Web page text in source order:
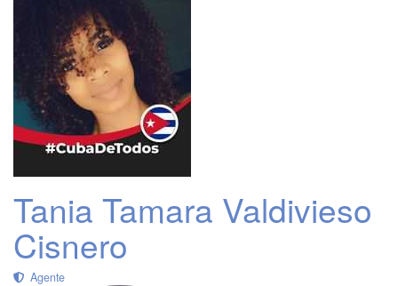
Tania Tamara Valdivieso
Cisnero
Agente